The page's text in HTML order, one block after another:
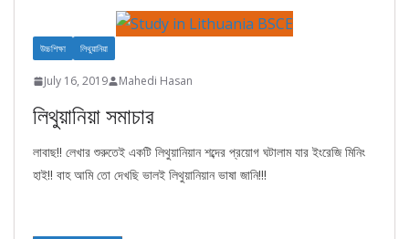
উচ্চশিক্ষা লিথুয়ানিয়া
July 16, 2019 Mahedi Hasan
লিথুয়ানিয়া সমাচার
লাবাছ!! লেখার শুরুতেই একটি লিথুয়ানিয়ান শব্দের প্রয়োগ ঘটালাম যার ইংরেজি মিনিং
হাই!! বাহ আমি তো দেখছি ভালই লিথুয়ানিয়ান ভাষা জানি!!!